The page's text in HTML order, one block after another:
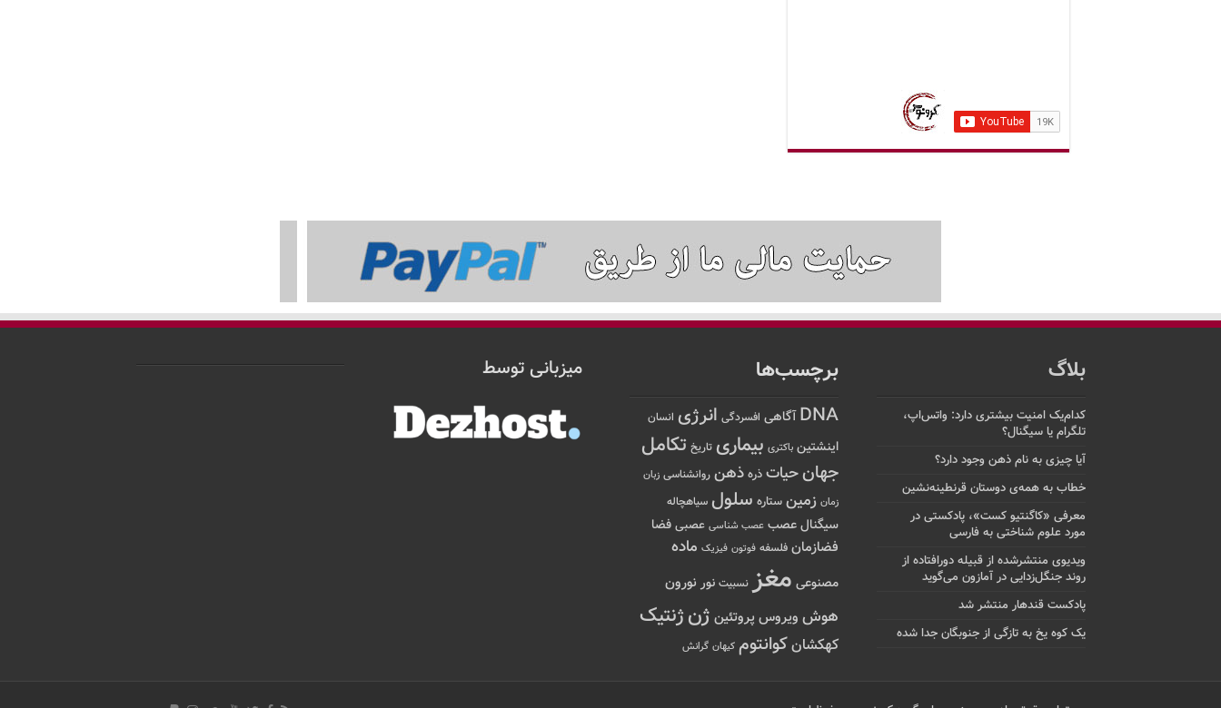
بلاگ
کدام‌یک امنیت بیشتری دارد: واتس‌اپ،
تلگرام یا سیگنال؟
آیا چیزی به نام ذهن وجود دارد؟
خطاب به همه‌ی دوستان قرنطینه‌نشین
معرفی «کاگنتیو کست»، پادکستی در
مورد علوم شناختی به فارسی
ویدیوی منتشرشده از قبیله دورافتاده‌ از
روند جنگل‌زدایی در آمازون می‌گوید
پادکست قندهار منتشر شد
یک کوه یخ به تازگی از جنوبگان جدا شده
برچسب‌ها
DNA آگاهی افسردگی انرژی انسان
اینشتین باکتری بیماری تاریخ تکامل
جهانحیات ذره ذهن روانشناسی زبان
زمان زمین ستاره سلول سیاهچاله
سیگنالعصب عصب شناسی عصبی فضا
فضازمان فلسفه فوتون فیزیک ماده
مصنوعی مغز نسبیت نور نورون
هوش ویروس پروتئین ژنژنتیک
کهکشانکوانتوم کیهان گرانش
میزبانی توسط